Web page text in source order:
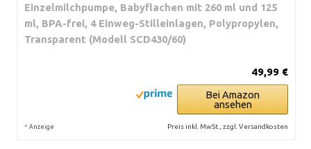
Einzelmilchpumpe, Babyflachen mit 260 ml und 125
ml, BPA-frei, 4 Einweg-Stilleinlagen, Polypropylen,
Transparent (Modell SCD430/60)
49,99 €
Bei Amazon
ansehen
* Anzeige Preis inkl. MwSt., zzgl. Versandkosten